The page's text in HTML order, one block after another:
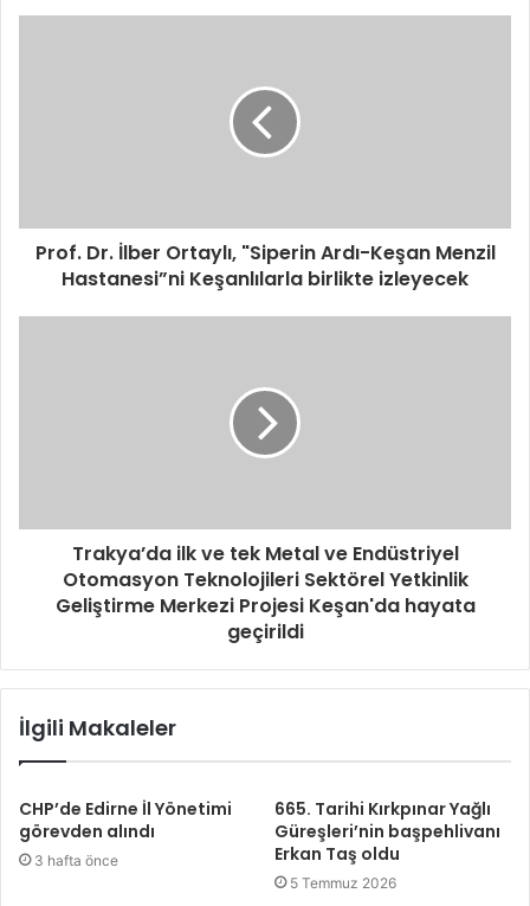
Prof. Dr. İlber Ortaylı, "Siperin Ardı-Keşan Menzil
Hastanesi”ni Keşanlılarla birlikte izleyecek
Trakya’da ilk ve tek Metal ve Endüstriyel
Otomasyon Teknolojileri Sektörel Yetkinlik
Geliştirme Merkezi Projesi Keşan'da hayata
geçirildi
İlgili Makaleler
CHP’de Edirne İl Yönetimi
görevden alındı
3 hafta önce
665. Tarihi Kırkpınar Yağlı
Güreşleri’nin başpehlivanı
Erkan Taş oldu
5 Temmuz 2026